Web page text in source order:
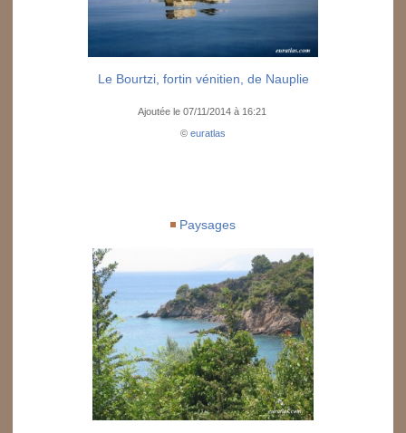
Le Bourtzi, fortin vénitien, de Nauplie
Ajoutée le 07/11/2014 à 16:21
© euratlas
Paysages